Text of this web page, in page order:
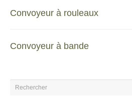
Convoyeur à rouleaux
Convoyeur à bande